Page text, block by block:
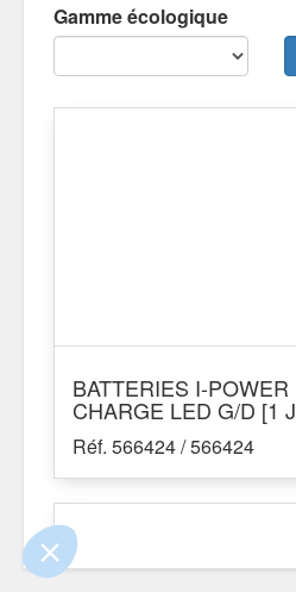
le contenu de ce site vous intéresse
on aimerait bien vous accompagner
certifiés par
Je choisis OK pour moi
Gamme écologique
BATTERIES I-
CHARGE LED G/D [1
Réf. 566424 / 566424